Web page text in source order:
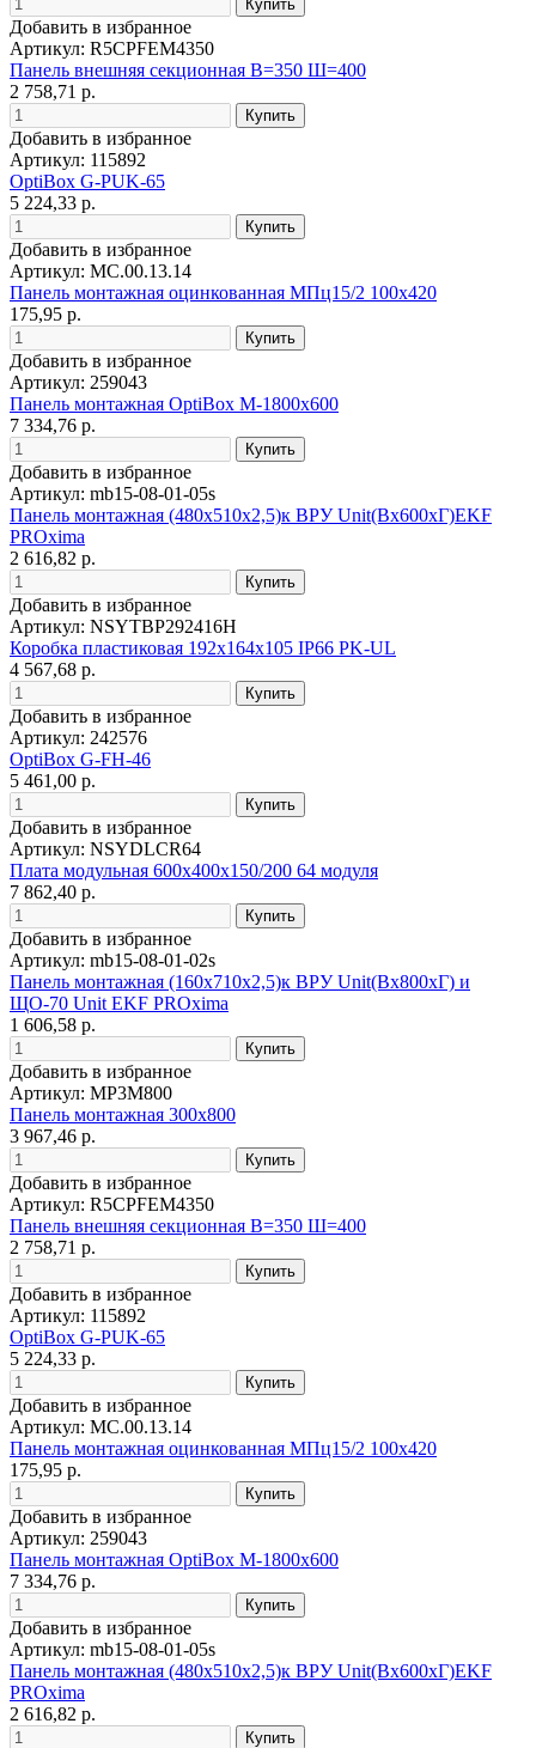
Добавить в избранное
Артикул: R5CPFEM4350
Панель внешняя секционная В=350 Ш=400
2 758,71 р.
Добавить в избранное
Артикул: 115892
OptiBox G-PUK-65
5 224,33 р.
Добавить в избранное
Артикул: МС.00.13.14
Панель монтажная оцинкованная МПц15/2 100х420
175,95 р.
Добавить в избранное
Артикул: 259043
Панель монтажная OptiBox M-1800х600
7 334,76 р.
Добавить в избранное
Артикул: mb15-08-01-05s
Панель монтажная (480х510х2,5)к ВРУ Unit(Bх600хГ)EKF
PROxima
2 616,82 р.
Добавить в избранное
Артикул: NSYTBP292416H
Коробка пластиковая 192x164х105 IP66 PK-UL
4 567,68 р.
Добавить в избранное
Артикул: 242576
OptiBox G-FH-46
5 461,00 р.
Добавить в избранное
Артикул: NSYDLCR64
Плата модульная 600х400х150/200 64 модуля
7 862,40 р.
Добавить в избранное
Артикул: mb15-08-01-02s
Панель монтажная (160х710х2,5)к ВРУ Unit(Bх800хГ) и
ЩО-70 Unit EKF PROxima
1 606,58 р.
Добавить в избранное
Артикул: MP3M800
Панель монтажная 300х800
3 967,46 р.
Добавить в избранное
Артикул: R5CPFEM4350
Панель внешняя секционная В=350 Ш=400
2 758,71 р.
Добавить в избранное
Артикул: 115892
OptiBox G-PUK-65
5 224,33 р.
Добавить в избранное
Артикул: МС.00.13.14
Панель монтажная оцинкованная МПц15/2 100х420
175,95 р.
Добавить в избранное
Артикул: 259043
Панель монтажная OptiBox M-1800х600
7 334,76 р.
Добавить в избранное
Артикул: mb15-08-01-05s
Панель монтажная (480х510х2,5)к ВРУ Unit(Bх600хГ)EKF
PROxima
2 616,82 р.